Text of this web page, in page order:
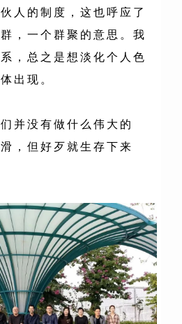
人的制度，这也呼应了
，一个群聚的意思。我
，总之是想淡化个人色
出现。
并没有做什么伟大的
，但好歹就生存下来